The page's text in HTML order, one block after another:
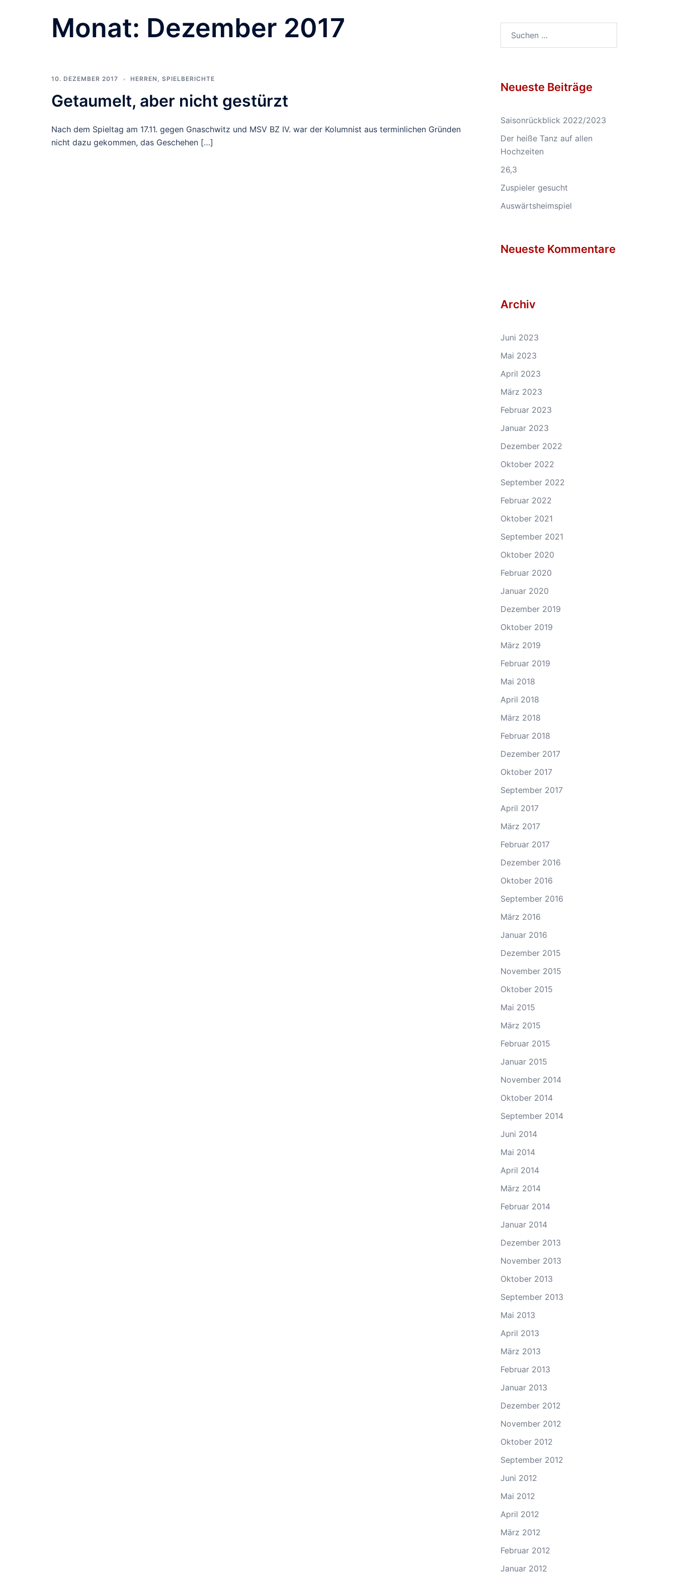
Monat: Dezember 2017
10. DEZEMBER 2017 HERREN , SPIELBERICHTE
Getaumelt, aber nicht gestürzt
Nach dem Spieltag am 17.11. gegen Gnaschwitz und MSV BZ IV. war der Kolumnist aus terminlichen Gründen
nicht dazu gekommen, das Geschehen […]
Neueste Beiträge
Saisonrückblick 2022/2023
Der heiße Tanz auf allen
Hochzeiten
26,3
Zuspieler gesucht
Auswärtsheimspiel
Neueste Kommentare
Archiv
Juni 2023
Mai 2023
April 2023
März 2023
Februar 2023
Januar 2023
Dezember 2022
Oktober 2022
September 2022
Februar 2022
Oktober 2021
September 2021
Oktober 2020
Februar 2020
Januar 2020
Dezember 2019
Oktober 2019
März 2019
Februar 2019
Mai 2018
April 2018
März 2018
Februar 2018
Dezember 2017
Oktober 2017
September 2017
April 2017
März 2017
Februar 2017
Dezember 2016
Oktober 2016
September 2016
März 2016
Januar 2016
Dezember 2015
November 2015
Oktober 2015
Mai 2015
März 2015
Februar 2015
Januar 2015
November 2014
Oktober 2014
September 2014
Juni 2014
Mai 2014
April 2014
März 2014
Februar 2014
Januar 2014
Dezember 2013
November 2013
Oktober 2013
September 2013
Mai 2013
April 2013
März 2013
Februar 2013
Januar 2013
Dezember 2012
November 2012
Oktober 2012
September 2012
Juni 2012
Mai 2012
April 2012
März 2012
Februar 2012
Januar 2012